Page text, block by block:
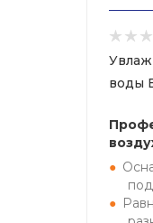
воды